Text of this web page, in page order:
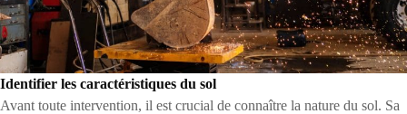
Identifier les caractéristiques du sol
Avant toute intervention, il est crucial de connaître la nature du sol. Sa